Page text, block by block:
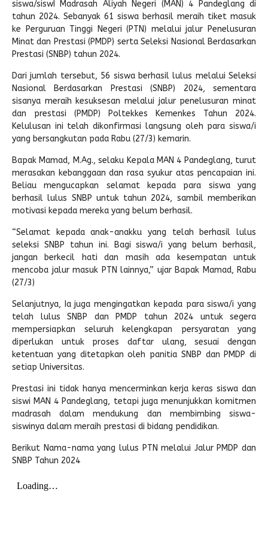
Pengembalian Mandiri
LINK LITERATUR
Kitab Asli
Pustaka Islam
Cari Hadits
siswa/siswI Madrasah Aliyah Negeri (MAN) 4 Pandeglang di
tahun 2024. Sebanyak 61 siswa berhasil meraih tiket masuk
ke Perguruan Tinggi Negeri (PTN) melalui jalur Penelusuran
Minat dan Prestasi (PMDP) serta Seleksi Nasional Berdasarkan
Prestasi (SNBP) tahun 2024.
Dari jumlah tersebut, 56 siswa berhasil lulus melalui Seleksi
Nasional Berdasarkan Prestasi (SNBP) 2024, sementara
sisanya meraih kesuksesan melalui jalur penelusuran minat
dan prestasi (PMDP) Poltekkes Kemenkes Tahun 2024.
Kelulusan ini telah dikonfirmasi langsung oleh para siswa/i
yang bersangkutan pada Rabu (27/3) kemarin.
Bapak Mamad, M.Ag., selaku Kepala MAN 4 Pandeglang, turut
merasakan kebanggaan dan rasa syukur atas pencapaian ini.
Beliau mengucapkan selamat kepada para siswa yang
berhasil lulus SNBP untuk tahun 2024, sambil memberikan
motivasi kepada mereka yang belum berhasil.
“Selamat kepada anak-anakku yang telah berhasil lulus
seleksi SNBP tahun ini. Bagi siswa/i yang belum berhasil,
jangan berkecil hati dan masih ada kesempatan untuk
mencoba jalur masuk PTN lainnya,” ujar Bapak Mamad, Rabu
(27/3)
Selanjutnya, Ia juga mengingatkan kepada para siswa/i yang
telah lulus SNBP dan PMDP tahun 2024 untuk segera
mempersiapkan seluruh kelengkapan persyaratan yang
diperlukan untuk proses daftar ulang, sesuai dengan
ketentuan yang ditetapkan oleh panitia SNBP dan PMDP di
setiap Universitas.
Prestasi ini tidak hanya mencerminkan kerja keras siswa dan
siswi MAN 4 Pandeglang, tetapi juga menunjukkan komitmen
madrasah dalam mendukung dan membimbing siswa-
siswinya dalam meraih prestasi di bidang pendidikan.
Berikut Nama-nama yang lulus PTN melalui Jalur PMDP dan
SNBP Tahun 2024